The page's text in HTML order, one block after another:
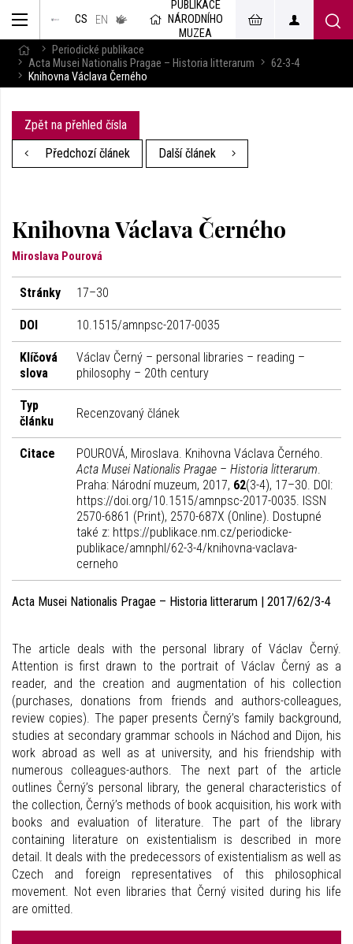
CS EN
v českém
jazyce
PUBLIKACE
NÁRODNÍHO
MUZEA
Periodické publikace
Acta Musei Nationalis Pragae – Historia litterarum
62-3-4
Knihovna Václava Černého
Zpět na přehled čísla
Předchozí článek
Další článek
Knihovna Václava Černého
Miroslava Pourová
Stránky 17–30
DOI 10.1515/amnpsc-2017-0035
Klíčová
slova
Václav Černý – personal libraries – reading –
philosophy – 20th century
Typ
článku
Recenzovaný článek
Citace
POUROVÁ, Miroslava. Knihovna Václava Černého.
Acta Musei Nationalis Pragae – Historia litterarum.
Praha: Národní muzeum, 2017, 62(3-4), 17–30. DOI:
https://doi.org/10.1515/amnpsc-2017-0035. ISSN
2570-6861 (Print), 2570-687X (Online). Dostupné
také z: https://publikace.nm.cz/periodicke-
publikace/amnphl/62-3-4/knihovna-vaclava-
cerneho
Acta Musei Nationalis Pragae – Historia litterarum | 2017/62/3-4
The article deals with the personal library of Václav Černý.
Attention is first drawn to the portrait of Václav Černý as a
reader, and the creation and augmentation of his collection
(purchases, donations from friends and authors-colleagues,
review copies). The paper presents Černý’s family background,
studies at secondary grammar schools in Náchod and Dijon, his
work abroad as well as at university, and his friendship with
numerous colleagues-authors. The next part of the article
outlines Černý’s personal library, the general characteristics of
the collection, Černý’s methods of book acquisition, his work with
books and evaluation of literature. The part of the library
containing literature on existentialism is described in more
detail. It deals with the predecessors of existentialism as well as
Czech and foreign representatives of this philosophical
movement. Not even libraries that Černý visited during his life
are omitted.